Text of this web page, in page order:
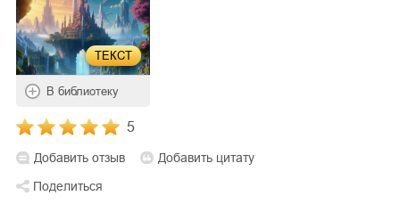
ТЕКСТ
В библиотеку
5
Добавить отзыв
Добавить цитату
Поделиться